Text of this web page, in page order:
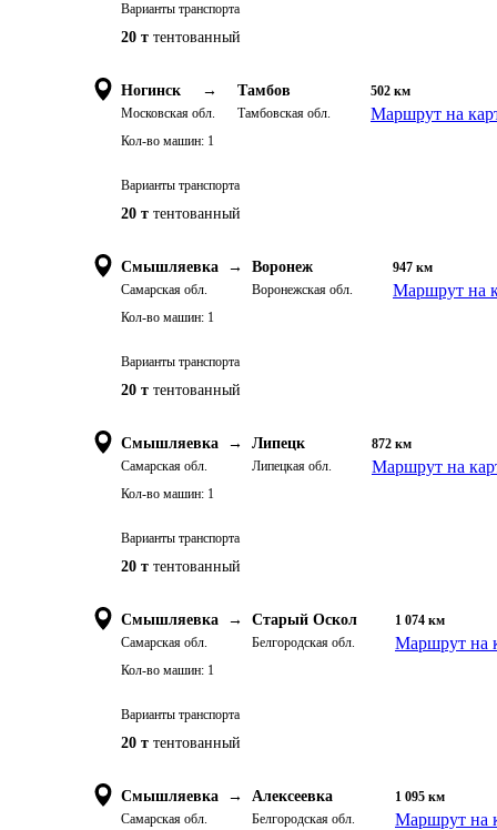
Варианты транспорта
20 т тентованный
Ногинск →
Московская обл.
Тамбов
Тамбовская обл.
502 км
Маршрут на
Кол-во машин: 1
Варианты транспорта
20 т тентованный
Смышляевка →
Самарская обл.
Воронеж
Воронежская обл.
947 км
Маршрут на
Кол-во машин: 1
Варианты транспорта
20 т тентованный
Смышляевка →
Самарская обл.
Липецк
Липецкая обл.
872 км
Маршрут на
Кол-во машин: 1
Варианты транспорта
20 т тентованный
Смышляевка →
Самарская обл.
Старый Оскол
Белгородская обл.
1 074 км
Маршрут на
Кол-во машин: 1
Варианты транспорта
20 т тентованный
Смышляевка →
Самарская обл.
Алексеевка
Белгородская обл.
1 095 км
Маршрут на